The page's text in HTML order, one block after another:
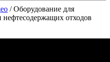
/Оборудование для
нефтесодержащих отходов